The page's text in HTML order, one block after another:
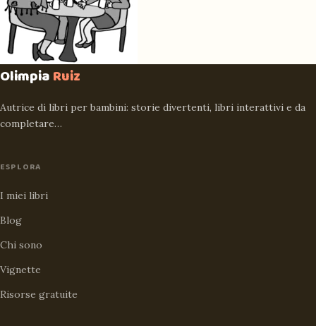
OlimpiaRuiz
Autrice di libri per bambini: storie divertenti, libri interattivi e da
completare…
ESPLORA
I miei libri
Blog
Chi sono
Vignette
Risorse gratuite